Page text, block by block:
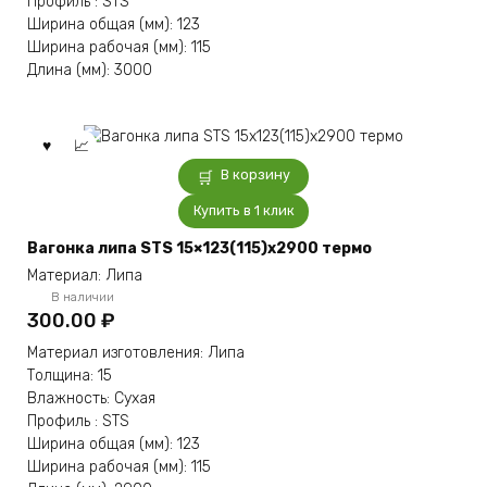
Ширина общая (мм): 123
Ширина рабочая (мм): 115
Длина (мм): 3000
В корзину
Купить в 1 клик
Вагонка липа STS 15×123(115)x2900 термо
Материал: Липа
В наличии
300.00 ₽
Материал изготовления: Липа
Толщина: 15
Влажность: Сухая
Профиль : STS
Ширина общая (мм): 123
Ширина рабочая (мм): 115